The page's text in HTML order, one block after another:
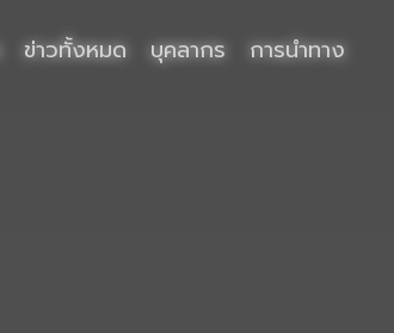
ข่าวทั้งหมด บุคลากร การนำทาง